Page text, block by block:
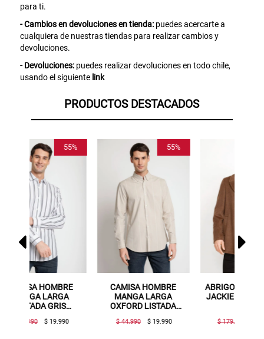
para ti.
- Cambios en devoluciones en tienda:puedes acercarte a
cualquiera de nuestras tiendas para realizar cambios y
devoluciones.
- Devoluciones:puedes realizar devoluciones en todo chile,
usando el siguiente link
PRODUCTOS DESTACADOS
55%
HOMBRE
LARGA
LISTADA
$ 19.990
44%
ABRIGO HOMBRE THE
JACKIE COAT MOCCA
$ 179.990 $ 99.990
CAMISA
VISCOSA
$ 39.990